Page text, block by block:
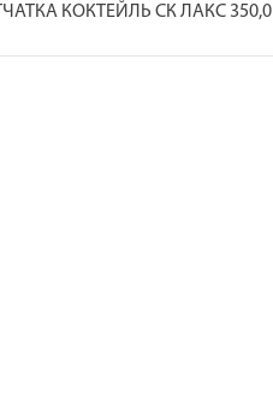
КОКТЕЙЛЬ СК ЛАКС 350,0